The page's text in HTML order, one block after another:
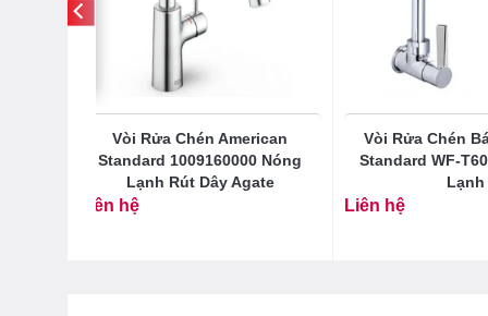
Vòi Rửa Chén American
Standard 1009160000 Nóng
Lạnh Rút Dây Agate
Liên hệ
Vòi Rửa Chén
Standard WF-
Lạnh
Liên hệ